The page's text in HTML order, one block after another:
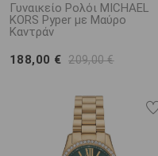
Γυναικείο Ρολόι MICHAEL
KORS Pyper με Μαύρο
Καντράν
188,00 € 209,00 €